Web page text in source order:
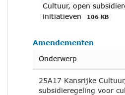
Cultuur, open
initiatieven
106 KB
Amendementen
Onderwerp
25A17 Kansrijke
subsidieregeling voor